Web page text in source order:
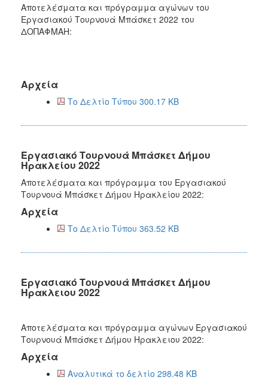
Αποτελέσματα και πρόγραμμα αγώνων του
Εργασιακού Τουρνουά Μπάσκετ 2022 του
ΔΟΠΑΦΜΑΗ:
Αρχεία
Το Δελτίο Τύπου 300.17 KB
Εργασιακό Τουρνουά Μπάσκετ Δήμου
Ηρακλείου 2022
Αποτελέσματα και πρόγραμμα του Εργασιακού
Τουρνουά Μπάσκετ Δήμου Ηρακλείου 2022:
Αρχεία
Το Δελτίο Τύπου 363.52 KB
Εργασιακό Τουρνουά Μπάσκετ Δήμου
Ηρακλειου 2022
Αποτελέσματα και πρόγραμμα αγώνων Εργασιακού
Τουρνουά Μπάσκετ Δήμου Ηρακλειου 2022:
Αρχεία
Αναλυτικά το δελτίο 298.48 KB